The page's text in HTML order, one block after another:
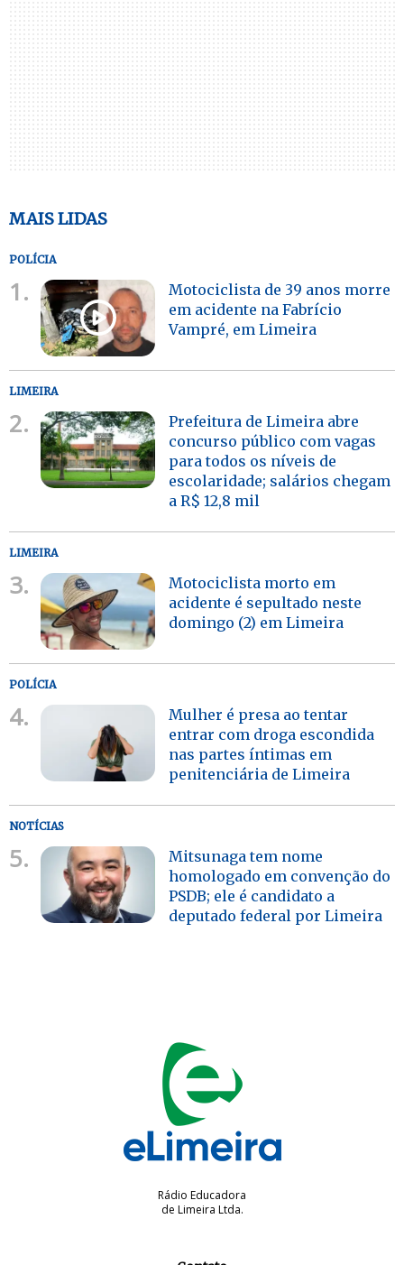
MAIS LIDAS
POLÍCIA
1.
Motociclista de 39 anos morre
em acidente na Fabrício
Vampré, em Limeira
LIMEIRA
2.
Prefeitura de Limeira abre
concurso público com vagas
para todos os níveis de
escolaridade; salários chegam
a R$ 12,8 mil
LIMEIRA
3.
Motociclista morto em
acidente é sepultado neste
domingo (2) em Limeira
POLÍCIA
4.
Mulher é presa ao tentar
entrar com droga escondida
nas partes íntimas em
penitenciária de Limeira
NOTÍCIAS
5.
Mitsunaga tem nome
homologado em convenção do
PSDB; ele é candidato a
deputado federal por Limeira
Rádio Educadora
de Limeira Ltda.